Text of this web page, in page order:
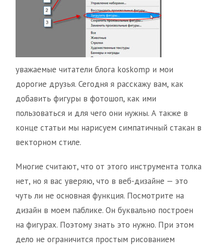
уважаемые читатели блога koskomp и мои
дорогие друзья. Сегодня я расскажу вам, как
добавить фигуры в фотошоп, как ими
пользоваться и для чего они нужны. А также в
конце статьи мы нарисуем симпатичный стакан в
векторном стиле.
Многие считают, что от этого инструмента толка
нет, но я вас уверяю, что в веб-дизайне — это
чуть ли не основная функция. Посмотрите на
дизайн в моем паблике. Он буквально построен
на фигурах. Поэтому знать это нужно. При этом
дело не ограничится простым рисованием